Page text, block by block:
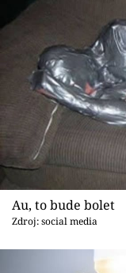
Au, to bude bolet
Zdroj: social media